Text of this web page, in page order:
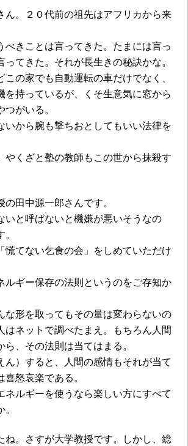
ん。２０代前の祖先はアフリカから来
きことは言ってきた。たまには言っ
てきた。それが長生きの秘訣かな。
家でも自動運転の車だけでなく、
を持っているが、くそ生意気に窓から
がいる。
ら腕も撃ちおとしてもいい法律を
ざと塾の教師もこの世から抹殺す
田中源一郎さんです。
いと呼ばないと機嫌が悪いそうなの
慌てない乞食の会」をしめていただけ
ギー保存の法則というのをご存知か
な形を取ってもその量は変わらないの
はネットで調べたまえ。もちろん人間
ら、その法則は当てはまる。
ん）すると、人間の感情もそれが当て
怒哀楽である。
ネルギーを使うなら楽しい方にすべて
ね。さすが大学教授です。しかし、総